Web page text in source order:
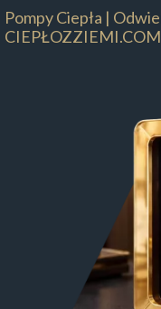
Pompy Ciepła |
CIEPŁOZZIEMI.COM